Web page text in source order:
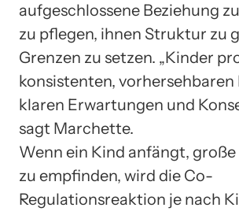
aufgeschlossene Beziehung
zu pflegen, ihnen Struktur zu
Grenzen zu setzen. „Kinder
konsistenten,
klaren Erwartungen und
sagt Marchette.
Wenn ein Kind anfängt,
zu empfinden, wird die Co-
Regulationsreaktion je nach